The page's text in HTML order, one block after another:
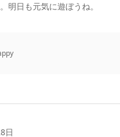
明日も元気に遊ぼうね。
日